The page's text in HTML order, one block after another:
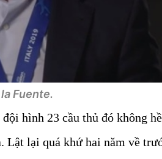
Fuente.
hình 23 cầu thủ đó không
Lật lại quá khứ hai năm về